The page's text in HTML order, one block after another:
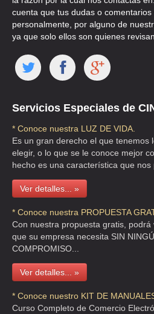
cuenta que tus dudas o
personalmente, por alguno de
ya que solo ellos son quienes
Servicios Especiales de
* Conoce nuestra LUZ DE VIDA.
Es un gran derecho el que tenemos
elegir, o lo que se le conoce mejor
hecho es una característica que nos
Ver detalles... »
* Conoce nuestra PROPUESTA
Con nuestra propuesta gratis,
que su empresa necesita SIN
COMPROMISO...
Ver detalles... »
* Conoce nuestro KIT DE
Curso Completo de Comercio